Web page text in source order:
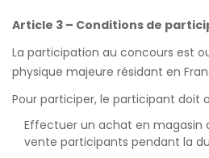
Article 3 – Conditions de
La participation au concours est
physique majeure résidant en
Pour participer, le participant doit
Effectuer un achat en magasin
vente participants pendant la